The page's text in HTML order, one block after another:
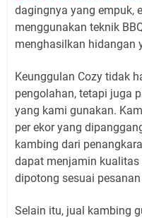
dagingnya yang empuk,
menggunakan teknik
menghasilkan hidangan
Keunggulan Cozy tidak
pengolahan, tetapi juga
yang kami gunakan.
per ekor yang
kambing dari
dapat menjamin
dipotong sesuai
Selain itu, jual kambing